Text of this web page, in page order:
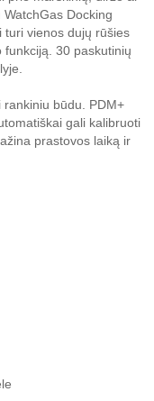
Docking
turi vienos dujų rūšies
30 paskutinių
būdu. PDM+
gali kalibruoti
prastovos laiką ir